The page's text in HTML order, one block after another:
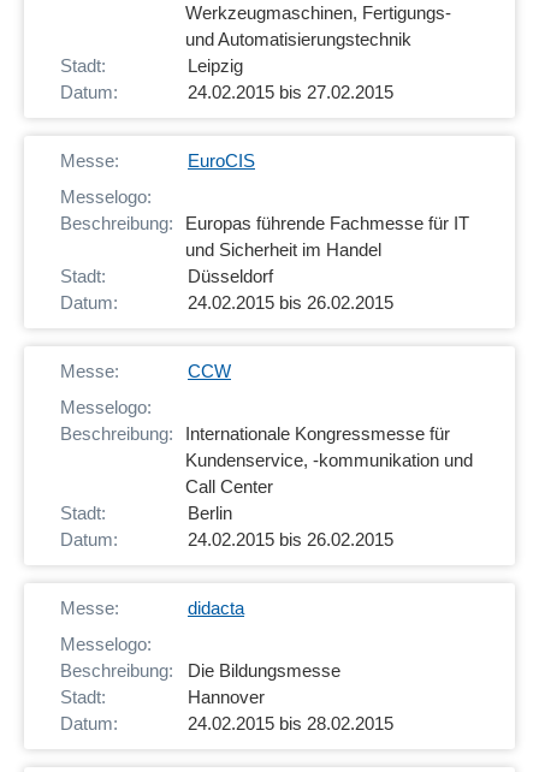
Werkzeugmaschinen, Fertigungs-
und Automatisierungstechnik
Leipzig
24.02.2015 bis 27.02.2015
EuroCIS
Europas führende Fachmesse für IT
und Sicherheit im Handel
Düsseldorf
24.02.2015 bis 26.02.2015
CCW
Internationale Kongressmesse für
Kundenservice, -kommunikation und
Call Center
Berlin
24.02.2015 bis 26.02.2015
didacta
Die Bildungsmesse
Hannover
24.02.2015 bis 28.02.2015